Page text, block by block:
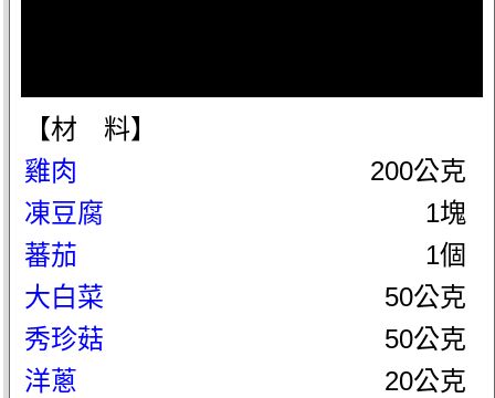
【材 料】
雞肉
200公克
凍豆腐
1塊
蕃茄
1個
大白菜
50公克
秀珍菇
50公克
洋蔥
20公克